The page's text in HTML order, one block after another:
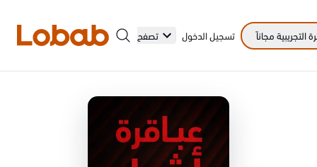
تصفح تسجيل الدخول التجريبية مجاناً